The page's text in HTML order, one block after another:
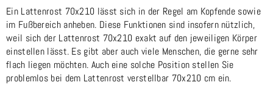
Ein Lattenrost 70x210 lässt sich in der Regel am Kopfende sowie
im Fußbereich anheben. Diese Funktionen sind insofern nützlich,
weil sich der Lattenrost 70x210 exakt auf den jeweiligen Körper
einstellen lässt. Es gibt aber auch viele Menschen, die gerne sehr
flach liegen möchten. Auch eine solche Position stellen Sie
problemlos bei dem Lattenrost verstellbar 70x210 cm ein.